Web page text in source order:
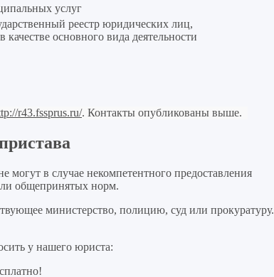
услуг
реестр юридических лиц,
основного вида деятельности
r43.fssprus.ru/. Контакты опубликованы выше.
в случае некомпетентного предоставления
общепринятых норм.
министерство, полицию, суд или прокуратуру.
у нашего юриста: